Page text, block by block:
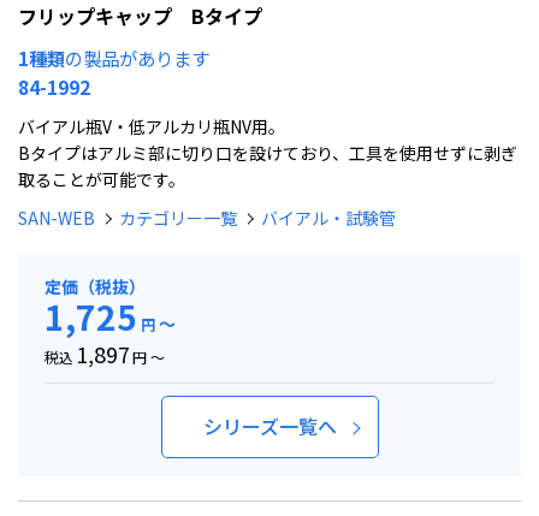
フリップキャップ Bタイプ
1種類の製品があります
84-1992
バイアル瓶V・低アルカリ瓶NV用。
Bタイプはアルミ部に切り口を設けており、工具を使用せずに剥ぎ
取ることが可能です。
SAN-WEB
カテゴリー一覧 バイアル・試験管
定価（税抜）
1,725 円～
税込 1,897円 ～
シリーズ一覧へ